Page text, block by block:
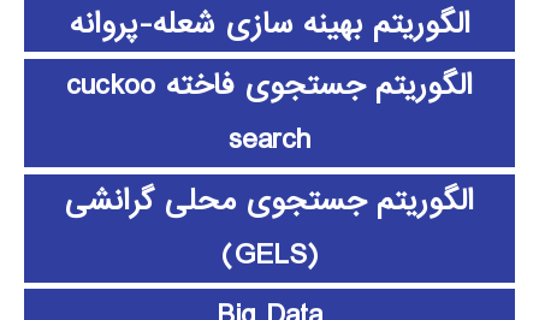
الگوریتم بهینه سازی شعله-پروانه
الگوریتم جستجوی فاخته cuckoo
search
الگوریتم جستجوی محلی گرانشی
(GELS)